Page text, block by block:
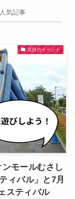
人気記事
注目のイベント
モールむさし
ィバル」と7月
スティバル